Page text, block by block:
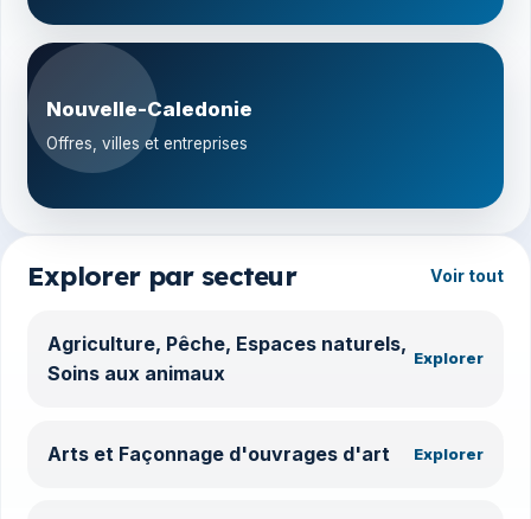
Nouvelle-Caledonie
Offres, villes et entreprises
Explorer par secteur Voir tout
Agriculture, Pêche, Espaces naturels,
Soins aux animaux
Explorer
Arts et Façonnage d'ouvrages d'art Explorer